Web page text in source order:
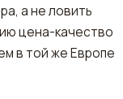
а не ловить
цена-качество
в той же Европе